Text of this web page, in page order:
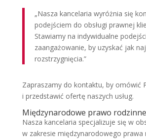
„Nasza kancelaria wyróżnia się
podejściem do obsługi prawnej
Stawiamy na indywidualne
zaangażowanie, by uzyskać jak
rozstrzygnięcia.”
Zapraszamy do kontaktu, by omówić
i przedstawić ofertę naszych usług.
Międzynarodowe prawo rodzinne
Nasza kancelaria specjalizuje się w
w zakresie międzynarodowego prawa